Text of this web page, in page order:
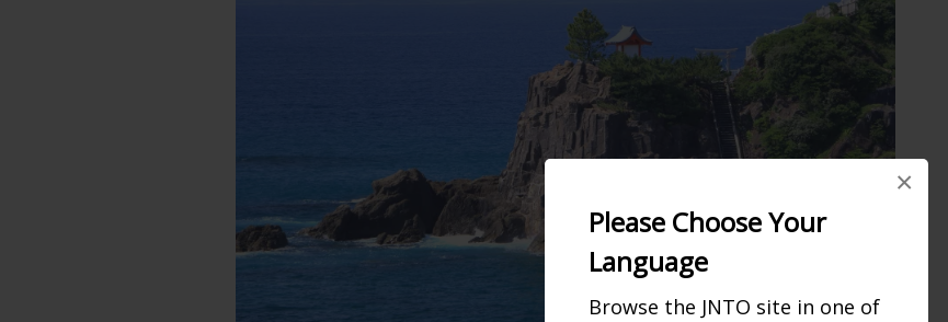
Please Choose Your
Language
Browse the JNTO site in one of
×